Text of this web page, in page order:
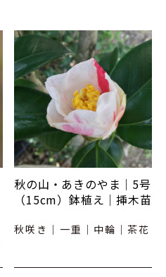
秋の山・あきのやま｜5号
（15cm）鉢植え｜挿木苗
秋咲き｜一重｜中輪｜茶花